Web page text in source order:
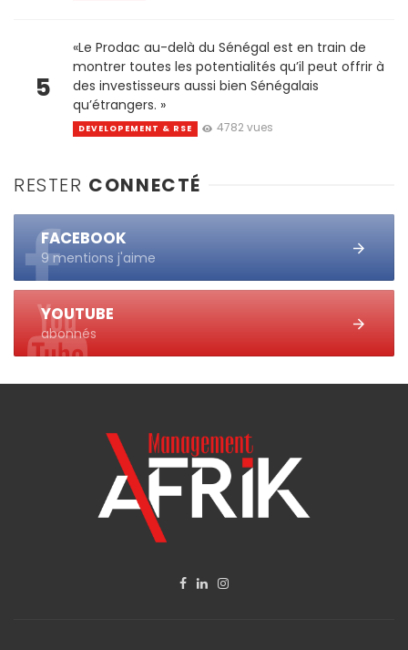
5
«Le Prodac au-delà du Sénégal est en train de
montrer toutes les potentialités qu’il peut offrir à
des investisseurs aussi bien Sénégalais
qu’étrangers. »
DEVELOPEMENT & RSE 4782 vues
RESTER CONNECTÉ
FACEBOOK
9 mentions j'aime
YOUTUBE
abonnés